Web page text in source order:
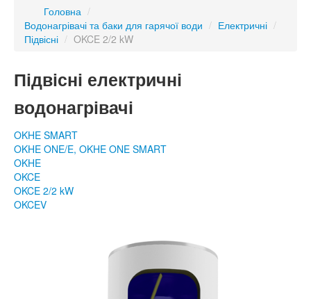
Головна /
Водонагрівачі та баки для гарячої води / Електричні /
Підвісні / OKCE 2/2 kW
Підвісні електричні
водонагрівачі
OKHE SMART
OKHE ONE/E, OKHE ONE SMART
OKHE
OKCE
OKCE 2/2 kW
OKCEV